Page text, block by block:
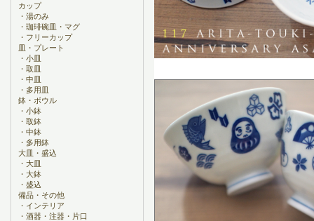
カップ
・ 湯のみ
・ 珈琲碗皿・マグ
・ フリーカップ
皿・プレート
・ 小皿
・ 取皿
・ 中皿
・ 多用皿
鉢・ボウル
・ 小鉢
・ 取鉢
・ 中鉢
・ 多用鉢
大皿・盛込
・ 大皿
・ 大鉢
・ 盛込
備品・その他
・ インテリア
・ 酒器・注器・片口